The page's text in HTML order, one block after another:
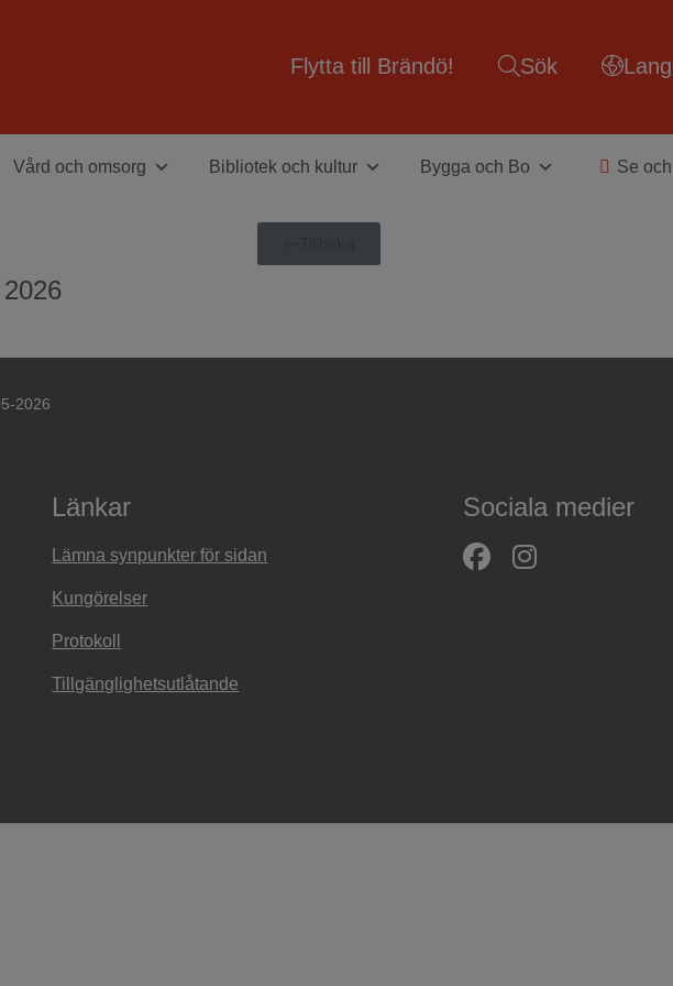
Flytta till Brändö! Sök
Vård och omsorg Bibliotek och kultur Bygga och Bo Se
2026
Länkar
Lämna synpunkter för sidan
Kungörelser
Protokoll
Tillgänglighetsutlåtande
Sociala medier